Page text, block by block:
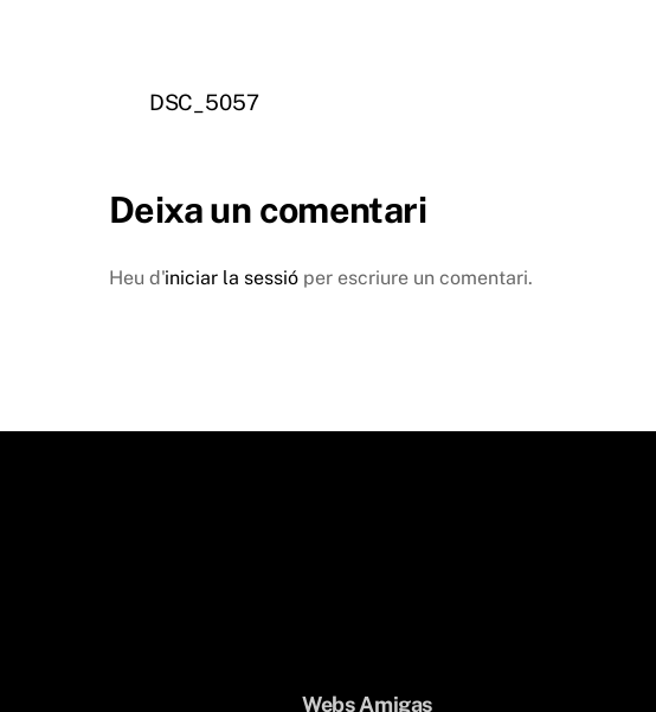
DSC_5057
Deixa un comentari
Heu d'iniciar la sessió per escriure un comentari.
Webs Amigas